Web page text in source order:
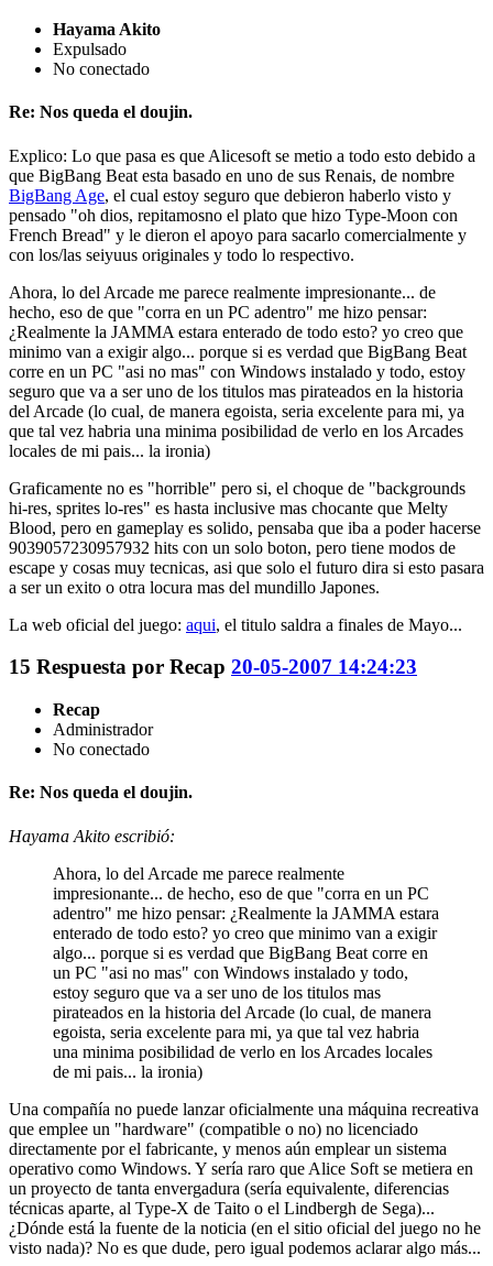
Hayama Akito
Expulsado
No conectado
Re: Nos queda el doujin.
Explico: Lo que pasa es que Alicesoft se metio a todo esto debido a
que BigBang Beat esta basado en uno de sus Renais, de nombre
BigBang Age, el cual estoy seguro que debieron haberlo visto y
pensado "oh dios, repitamosno el plato que hizo Type-Moon con
French Bread" y le dieron el apoyo para sacarlo comercialmente y
con los/las seiyuus originales y todo lo respectivo.
Ahora, lo del Arcade me parece realmente impresionante... de
hecho, eso de que "corra en un PC adentro" me hizo pensar:
¿Realmente la JAMMA estara enterado de todo esto? yo creo que
minimo van a exigir algo... porque si es verdad que BigBang Beat
corre en un PC "asi no mas" con Windows instalado y todo, estoy
seguro que va a ser uno de los titulos mas pirateados en la historia
del Arcade (lo cual, de manera egoista, seria excelente para mi, ya
que tal vez habria una minima posibilidad de verlo en los Arcades
locales de mi pais... la ironia)
Graficamente no es "horrible" pero si, el choque de "backgrounds
hi-res, sprites lo-res" es hasta inclusive mas chocante que Melty
Blood, pero en gameplay es solido, pensaba que iba a poder hacerse
9039057230957932 hits con un solo boton, pero tiene modos de
escape y cosas muy tecnicas, asi que solo el futuro dira si esto pasara
a ser un exito o otra locura mas del mundillo Japones.
La web oficial del juego: aqui, el titulo saldra a finales de Mayo...
15 Respuesta por Recap 20-05-2007 14:24:23
Recap
Administrador
No conectado
Re: Nos queda el doujin.
Hayama Akito escribió:
Ahora, lo del Arcade me parece realmente
impresionante... de hecho, eso de que "corra en un PC
adentro" me hizo pensar: ¿Realmente la JAMMA estara
enterado de todo esto? yo creo que minimo van a exigir
algo... porque si es verdad que BigBang Beat corre en
un PC "asi no mas" con Windows instalado y todo,
estoy seguro que va a ser uno de los titulos mas
pirateados en la historia del Arcade (lo cual, de manera
egoista, seria excelente para mi, ya que tal vez habria
una minima posibilidad de verlo en los Arcades locales
de mi pais... la ironia)
Una compañía no puede lanzar oficialmente una máquina recreativa
que emplee un "hardware" (compatible o no) no licenciado
directamente por el fabricante, y menos aún emplear un sistema
operativo como Windows. Y sería raro que Alice Soft se metiera en
un proyecto de tanta envergadura (sería equivalente, diferencias
técnicas aparte, al Type-X de Taito o el Lindbergh de Sega)...
¿Dónde está la fuente de la noticia (en el sitio oficial del juego no he
visto nada)? No es que dude, pero igual podemos aclarar algo más...